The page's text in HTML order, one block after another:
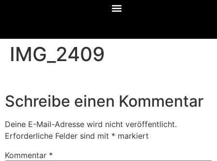
IMG_2409
Schreibe einen Kommentar
Deine E-Mail-Adresse wird nicht veröffentlicht.
Erforderliche Felder sind mit * markiert
Kommentar *